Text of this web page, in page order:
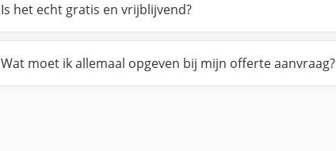
Is het echt gratis en vrijblijvend?
Wat moet ik allemaal opgeven bij mijn offerte aanvraag?